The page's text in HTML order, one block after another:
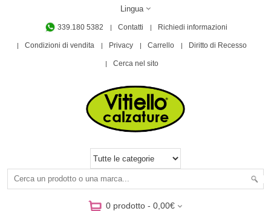
Lingua
339.180 5382 Contatti Richiedi informazioni
Condizioni di vendita Privacy Carrello Diritto di Recesso
Cerca nel sito
0 prodotto - 0,00€